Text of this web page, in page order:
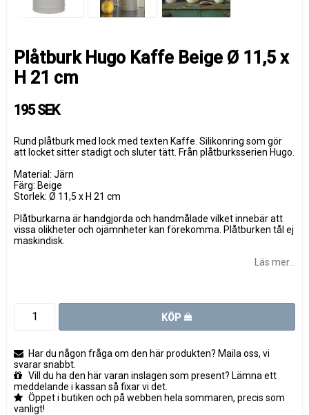
Plåtburk Hugo Kaffe Beige Ø 11,5 x
H 21 cm
195 SEK
Rund plåtburk med lock med texten Kaffe. Silikonring som gör
att locket sitter stadigt och sluter tätt. Från plåtburksserien Hugo.
Material: Järn
Färg: Beige
Storlek: Ø 11,5 x H 21 cm
Plåtburkarna är handgjorda och handmålade vilket innebär att
vissa olikheter och ojämnheter kan förekomma. Plåtburken tål ej
maskindisk.
Läs mer...
KÖP
Har du någon fråga om den här produkten? Maila oss, vi
svarar snabbt.
Vill du ha den här varan inslagen som present? Lämna ett
meddelande i kassan så fixar vi det.
Öppet i butiken och på webben hela sommaren, precis som
vanligt!